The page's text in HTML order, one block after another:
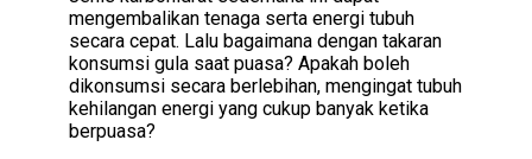
mengembalikan tenaga serta energi tubuh
secara cepat. Lalu bagaimana dengan takaran
konsumsi gula saat puasa? Apakah boleh
dikonsumsi secara berlebihan, mengingat tubuh
kehilangan energi yang cukup banyak ketika
berpuasa?